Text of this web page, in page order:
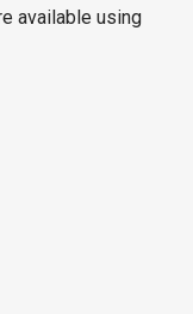
available using